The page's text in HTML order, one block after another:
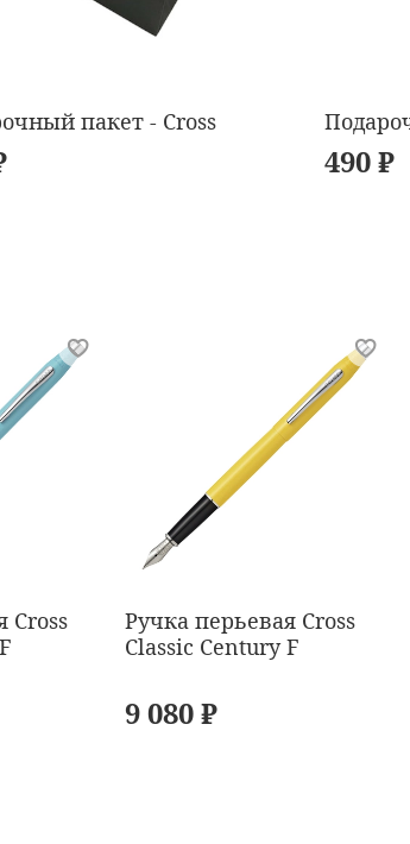
пакет - Cross
490 ₽
Cross
Ручка перьевая Cross
Classic Century F
9 080 ₽